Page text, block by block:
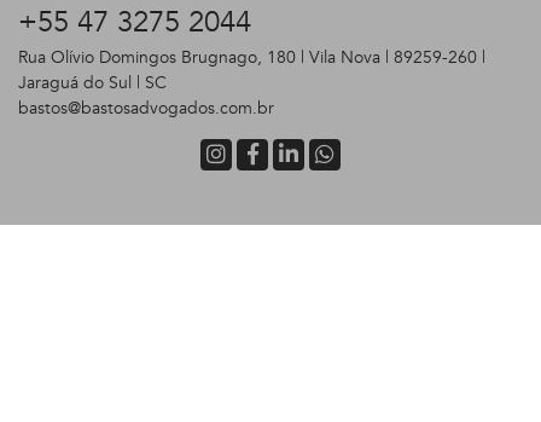
+55 47 3275 2044
Rua Olívio Domingos Brugnago, 180 | Vila Nova | 89259-260 |
Jaraguá do Sul | SC
bastos@bastosadvogados.com.br